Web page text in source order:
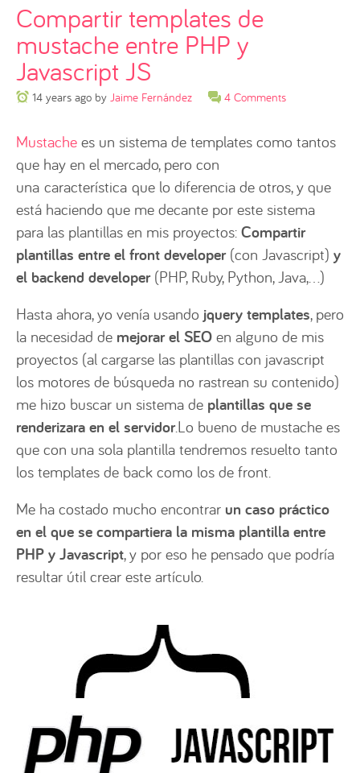
Compartir templates de
mustache entre PHP y
Javascript JS
14 years ago by Jaime Fernández 4 Comments
Mustache es un sistema de templates como tantos
que hay en el mercado, pero con
una característica que lo diferencia de otros, y que
está haciendo que me decante por este sistema
para las plantillas en mis proyectos: Compartir
plantillas entre el front developer(con Javascript) y
el backend developer(PHP, Ruby, Python, Java,…)
Hasta ahora, yo venía usando jquery templates, pero
la necesidad de mejorar el SEO en alguno de mis
proyectos (al cargarse las plantillas con javascript
los motores de búsqueda no rastrean su contenido)
me hizo buscar un sistema de plantillas que se
renderizara en el servidor.Lo bueno de mustache es
que con una sola plantilla tendremos resuelto tanto
los templates de back como los de front.
Me ha costado mucho encontrar un caso práctico
en el que se compartiera la misma plantilla entre
PHP y Javascript, y por eso he pensado que podría
resultar útil crear este artículo.